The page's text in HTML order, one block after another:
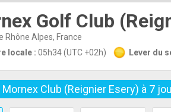
Golf Club
Rhône Alpes, France
locale : 05h34 (UTC +02h) Lever du
Club (Reignier Esery) à 7